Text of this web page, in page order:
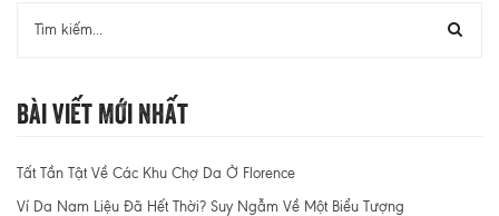
Bài Viết Mới Nhất
Tất Tần Tật Về Các Khu Chợ Da Ở Florence
Ví Da Nam Liệu Đã Hết Thời? Suy Ngẫm Về Một Biểu Tượng